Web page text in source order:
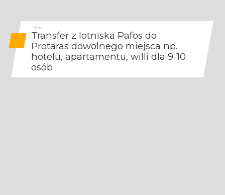
Oferta
Transfer z lotniska Pafos do
Protaras dowolnego miejsca np.
hotelu, apartamentu, willi dla 9-10
osób